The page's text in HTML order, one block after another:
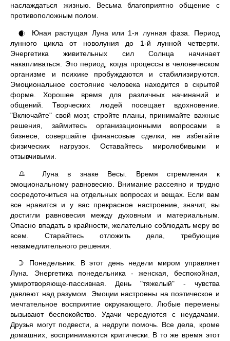
наслаждаться жизнью. Весьма благоприятно общение с
противоположным полом.
🌒
Юная растущая Луна или 1-я лунная фаза. Период
лунного цикла от новолуния до 1-й лунной четверти.
Энергетика живительных сил Солнца начинает
накапливаться. Это период, когда процессы в человеческом
организме и психике пробуждаются и стабилизируются.
Эмоциональное состояние человека находится в скрытой
форме. Хорошее время для различных начинаний и
общений. Творческих людей посещает вдохновение.
"Включайте" свой мозг, стройте планы, принимайте важные
решения, займитесь организационными вопросами в
бизнесе, совершайте финансовые сделки, не избегайте
физических нагрузок. Оставайтесь миролюбивыми и
отзывчивыми.
♎
Луна в знаке Весы. Время стремления к
эмоциональному равновесию. Внимание рассеяно и трудно
сосредоточиться на отдельных вопросах и вещах. Если вам
все нравится и у вас прекрасное настроение, значит, вы
достигли равновесия между духовным и материальным.
Опасно впадать в крайности, желательно соблюдать меру во
всем. Старайтесь отложить дела, требующие
незамедлительного решения.
☽
Понедельник. В этот день недели миром управляет
Луна. Энергетика понедельника - женская, беспокойная,
умиротворяюще-пассивная. День "тяжелый" - чувства
давлеют над разумом. Эмоции настроены на поэтическое и
мечтательное восприятие окружающего. Любые перемены
вызывают беспокойство. Удачи чередуются с неудачами.
Друзья могут подвести, а недруги помочь. Все дела, кроме
домашних, воспринимаются критически. В то же время этот